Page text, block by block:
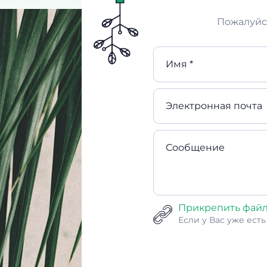
Имя *
Электронная почта
Сообщение
Прикрепить
Если у Вас уже